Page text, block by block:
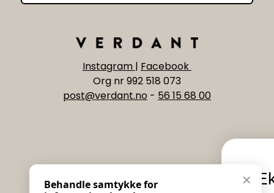
Instagram | Facebook
Org nr 992 518 073
post@verdant.no - 56 15 68 00
Informasjon
✕
Behandle samtykke forEksklusive